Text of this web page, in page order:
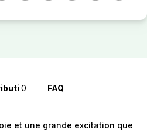
0 FAQ
et une grande excitation que